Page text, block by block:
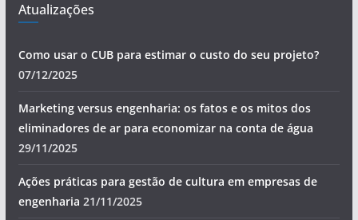
Atualizações
Como usar o CUB para estimar o custo do seu projeto?
07/12/2025
Marketing versus engenharia: os fatos e os mitos dos
eliminadores de ar para economizar na conta de água
29/11/2025
Ações práticas para gestão de cultura em empresas de
engenharia 21/11/2025